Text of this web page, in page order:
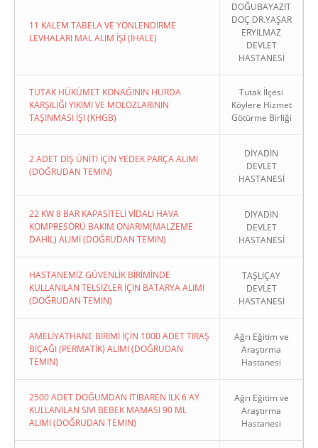
11 KALEM TABELA VE YÖNLENDİRME
LEVHALARI MAL ALIM İŞİ (İHALE)
DOĞUBAYAZIT
DOÇ DR.YAŞAR
ERYILMAZ
DEVLET
HASTANESİ
TUTAK HÜKÜMET KONAĞININ HURDA
KARŞILIĞI YIKIMI VE MOLOZLARININ
TAŞINMASI İŞI (KHGB)
Tutak İlçesi
Köylere Hizmet
Götürme Birliği
2 ADET DİŞ ÜNİTİ İÇİN YEDEK PARÇA ALIMI
(DOĞRUDAN TEMIN)
DİYADİN
DEVLET
HASTANESİ
22 KW 8 BAR KAPASİTELİ VİDALI HAVA
KOMPRESÖRÜ BAKIM ONARIM(MALZEME
DAHİL) ALIMI (DOĞRUDAN TEMIN)
DİYADİN
DEVLET
HASTANESİ
HASTANEMİZ GÜVENLİK BİRİMİNDE
KULLANILAN TELSİZLER İÇİN BATARYA ALIMI
(DOĞRUDAN TEMIN)
TAŞLIÇAY
DEVLET
HASTANESİ
AMELİYATHANE BİRİMİ İÇİN 1000 ADET TIRAŞ
BIÇAĞI (PERMATİK) ALIMI (DOĞRUDAN
TEMIN)
Ağrı Eğitim ve
Araştırma
Hastanesi
2500 ADET DOĞUMDAN İTİBAREN İLK 6 AY
KULLANILAN SIVI BEBEK MAMASI 90 ML
ALIMI (DOĞRUDAN TEMIN)
Ağrı Eğitim ve
Araştırma
Hastanesi